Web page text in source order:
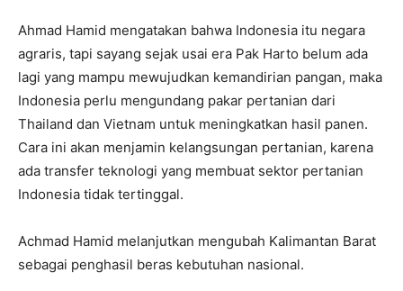
Ahmad Hamid mengatakan bahwa Indonesia itu negara
agraris, tapi sayang sejak usai era Pak Harto belum ada
lagi yang mampu mewujudkan kemandirian pangan, maka
Indonesia perlu mengundang pakar pertanian dari
Thailand dan Vietnam untuk meningkatkan hasil panen.
Cara ini akan menjamin kelangsungan pertanian, karena
ada transfer teknologi yang membuat sektor pertanian
Indonesia tidak tertinggal.
Achmad Hamid melanjutkan mengubah Kalimantan Barat
sebagai penghasil beras kebutuhan nasional.